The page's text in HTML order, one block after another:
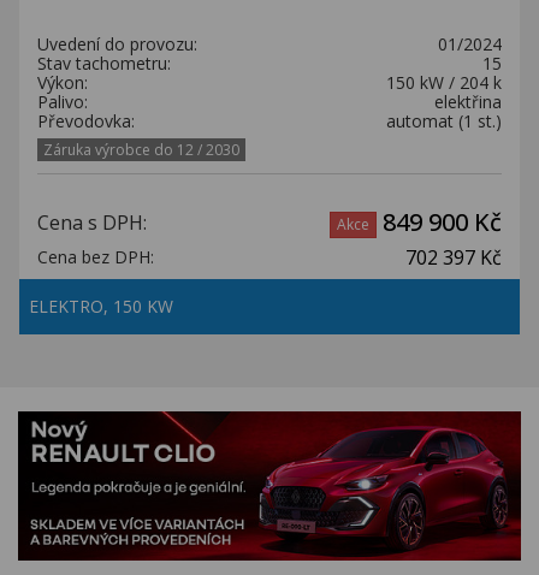
Uvedení do provozu:
01/2024
Stav tachometru:
15
Výkon:
150 kW / 204 k
Palivo:
elektřina
Převodovka:
automat (1 st.)
Záruka výrobce do 12 / 2030
Cena s DPH: Akce 849 900 Kč
Cena bez DPH: 702 397 Kč
ELEKTRO, 150 KW